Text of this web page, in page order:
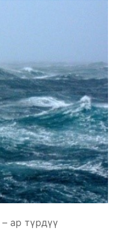
– ар түрдүү